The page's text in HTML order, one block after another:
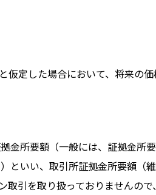
仮定した場合において、将来の
金所要額（一般には、証拠金所
といい、取引所証拠金所要額（
取引を取り扱っておりませんの